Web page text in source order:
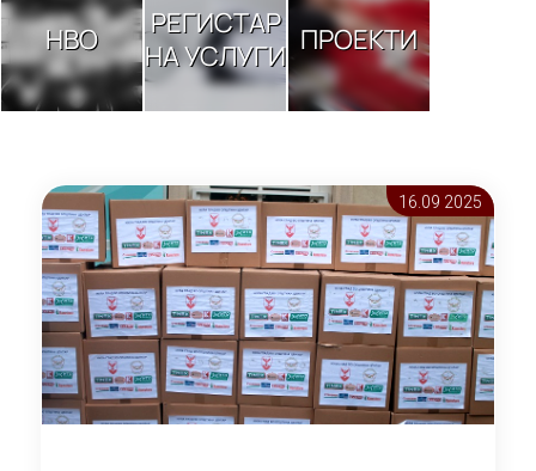
НВО
РЕГИСТАР
НА УСЛУГИ ПРОЕКТИ
16.09 2025